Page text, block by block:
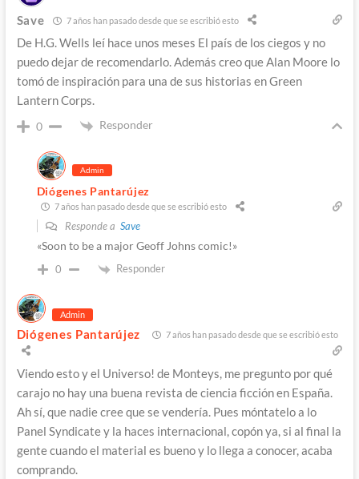
Save 7 años han pasado desde que se escribió esto
De H.G. Wells leí hace unos meses El país de los ciegos y no
puedo dejar de recomendarlo. Además creo que Alan Moore lo
tomó de inspiración para una de sus historias en Green
Lantern Corps.
0 Responder
Admin
Diógenes Pantarújez
7 años han pasado desde que se escribió esto
Responde a Save
«Soon to be a major Geoff Johns comic!»
0 Responder
Admin
Diógenes Pantarújez 7 años han pasado desde que se escribió esto
Viendo esto y el Universo! de Monteys, me pregunto por qué
carajo no hay una buena revista de ciencia ficción en España.
Ah sí, que nadie cree que se vendería. Pues móntatelo a lo
Panel Syndicate y la haces internacional, copón ya, si al final la
gente cuando el material es bueno y lo llega a conocer, acaba
comprando.